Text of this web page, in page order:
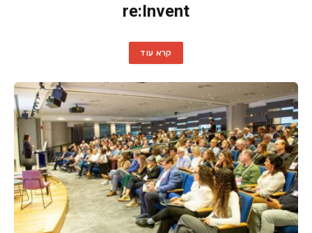
re:Invent
קרא עוד